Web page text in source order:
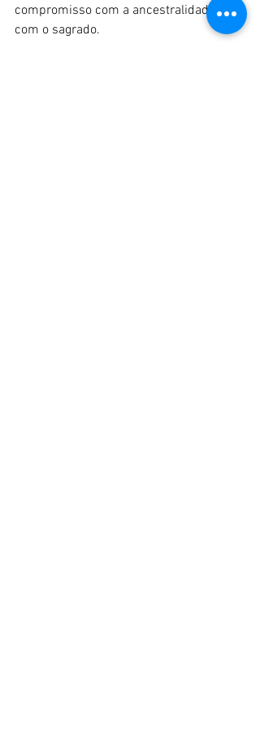
compromisso com a ancestralidade e
com o sagrado.